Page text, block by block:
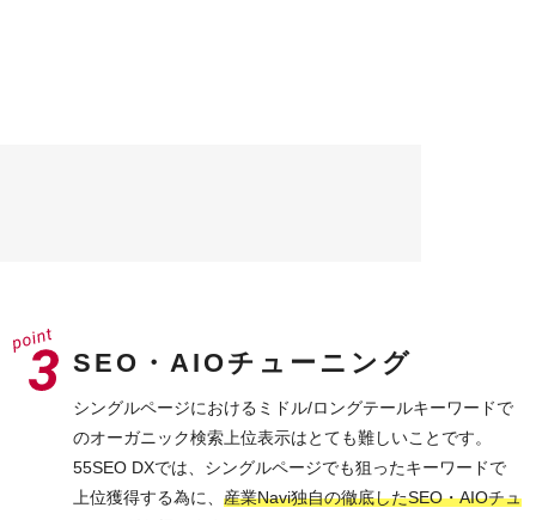
SEO・AIOチューニング
シングルページにおけるミドル/ロングテールキーワードで
のオーガニック検索上位表示はとても難しいことです。
55SEO DXでは、シングルページでも狙ったキーワードで
上位獲得する為に、産業Navi独自の徹底したSEO・AIOチュ